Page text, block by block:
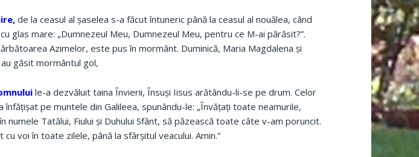
de la ceasul al şaselea s-a făcut întuneric până la ceasul al nouălea, când
glas mare: „Dumnezeul Meu, Dumnezeul Meu, pentru ce M-ai părăsit?”.
Azimelor, este pus în mormânt. Duminică, Maria Magdalena şi
găsit mormântul gol,
le-a dezvăluit taina Învierii, Însuşi Iisus arătându-li-se pe drum. Celor
înfăţişat pe muntele din Galileea, spunându-le: „Învăţaţi toate neamurile,
numele Tatălui, Fiului şi Duhului Sfânt, să păzească toate câte v-am poruncit.
cu voi în toate zilele, până la sfârşitul veacului. Amin.”